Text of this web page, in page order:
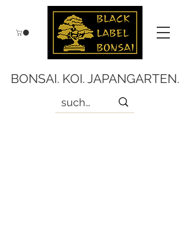
BONSAI. KOI. JAPANGARTEN.